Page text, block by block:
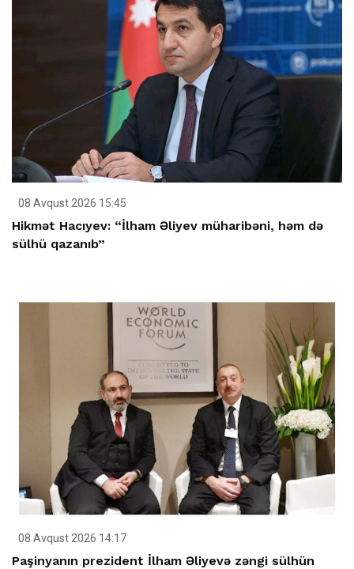
08 Avqust 2026 15:45
Hikmət Hacıyev: “İlham Əliyev müharibəni, həm də
sülhü qazanıb”
08 Avqust 2026 14:17
Paşinyanın prezident İlham Əliyevə zəngi sülhün